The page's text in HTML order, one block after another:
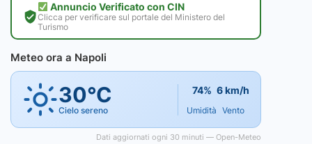
Annuncio Verificato con CIN
Clicca per verificare sul portale del Ministero del
Turismo
Meteo ora a Napoli
30°C
Cielo sereno
74%
Umidità
6 km/h
Vento
Dati aggiornati ogni 30 minuti — Open-Meteo